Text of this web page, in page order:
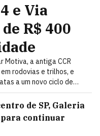
e Via
R$ 400
Motiva, a antiga CCR
rodovias e trilhos, e
a um novo ciclo de
de SP, Galeria
para continuar